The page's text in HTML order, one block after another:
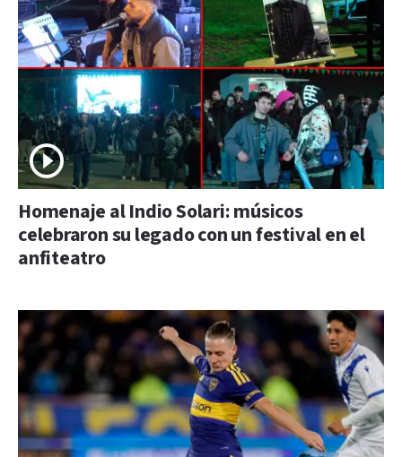
Homenaje al Indio Solari: músicos
celebraron su legado con un festival en el
anfiteatro